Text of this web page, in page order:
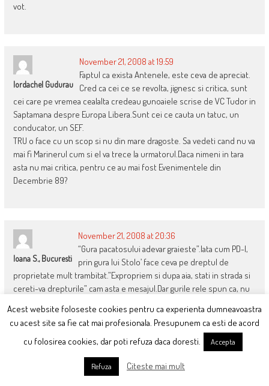
vot.
Iordachel Gudurau
November 21, 2008 at 19:59
Faptul ca exista Antenele, este ceva de apreciat.
Cred ca cei ce se revolta, jignesc si critica, sunt
cei care pe vremea cealalta credeau gunoaiele scrise de VC Tudor in
Saptamana despre Europa Libera.Sunt cei ce cauta un tatuc, un
conducator, un SEF.
TRU o face cu un scop si nu din mare dragoste. Sa vedeti cand nu va
mai fi Marinerul cum si el va trece la urmatorul.Daca nimeni in tara
asta nu mai critica, pentru ce au mai fost Evenimentele din
Decembrie 89?
Ioana S., Bucuresti
November 21, 2008 at 20:36
“Gura pacatosului adevar graieste”.Iata cum PD-l,
prin gura lui Stolo’ face ceva pe dreptul de
proprietate mult trambitat.”Expropriem si dupa aia, stati in strada si
cereti-va drepturile” cam asta e mesajul.Dar gurile rele spun ca, nu
November 21, 2008 at 22:23
Eu cred totusi ca baiatu’ asta, TRU de’!- face misto! Nu se
Acest website foloseste cookies pentru ca experienta dumneavoastra
cu acest site sa fie cat mai profesionala. Presupunem ca esti de acord
cu folosirea cookies, dar poti refuza daca doresti.
Accepta
Refuza Citeste mai mult